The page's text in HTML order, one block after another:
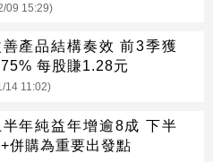
09 15:29)
善產品結構奏效 前3季獲
每股賺1.28元
14 11:02)
半年純益年增逾8成 下半
併購為重要出發點